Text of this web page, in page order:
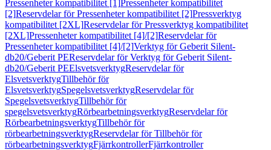
Pressenheter kompatibilitet [1]Pressenheter kompatibilitet
[2]Reservdelar för Pressenheter kompatibilitet [2]Pressverktyg
kompatibilitet [2XL]Reservdelar för Pressverktyg kompatibilitet
[2XL]Pressenheter kompatibilitet [4]/[2]Reservdelar för
Pressenheter kompatibilitet [4]/[2]Verktyg för Geberit Silent-
db20/Geberit PEReservdelar för Verktyg för Geberit Silent-
db20/Geberit PEElsvetsverktygReservdelar för
ElsvetsverktygTillbehör för
ElsvetsverktygSpegelsvetsverktygReservdelar för
SpegelsvetsverktygTillbehör för
spegelsvetsverktygRörbearbetningsverktygReservdelar för
RörbearbetningsverktygTillbehör för
rörbearbetningsverktygReservdelar för Tillbehör för
rörbearbetningsverktygFjärrkontrollerFjärrkontroller